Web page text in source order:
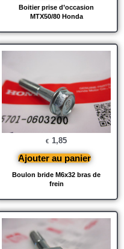
Boitier prise d’occasion
MTX50/80 Honda
Boulon bride M6x32 bras de
frein
€ 1,85
Ajouter au panier